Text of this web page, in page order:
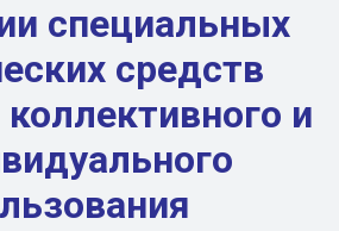
специальных
средств
и